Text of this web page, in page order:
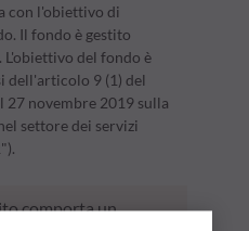
con l'obiettivo di
Il fondo è gestito
L'obiettivo del fondo è
dell'articolo 9 (1) del
27 novembre 2019 sulla
settore dei servizi
comporta un